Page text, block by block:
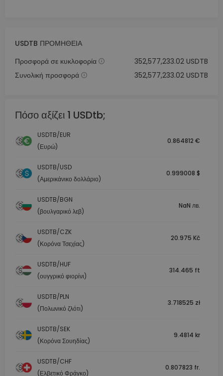
USDTB ΠΡΟΜΉΘΕΙΑ
Προσφορά σε κυκλοφορία
352,577,233.02 USDTB
Συνολική προσφορά
352,577,233.02 USDTB
Πόσο αξίζει 1 USDtb;
USDTB/EUR
(Ευρώ)
0.864812 €
USDTB/USD
(Αμερικάνικο δολλάριο)
0.999008 $
USDTB/BGN
(βουλγαρικό λεβ)
NaN лв.
USDTB/CZK
(Κορόνα Τσεχίας)
20.975 Kč
USDTB/HUF
(ουγγρικό φιορίνι)
314.465 ft
USDTB/PLN
(Πολωνικό ζλότι)
3.718525 zł
USDTB/SEK
(Κορόνα Σουηδίας)
9.4814 kr
USDTB/CHF
(Ελβετικό Φράγκο)
0.807823 fr.